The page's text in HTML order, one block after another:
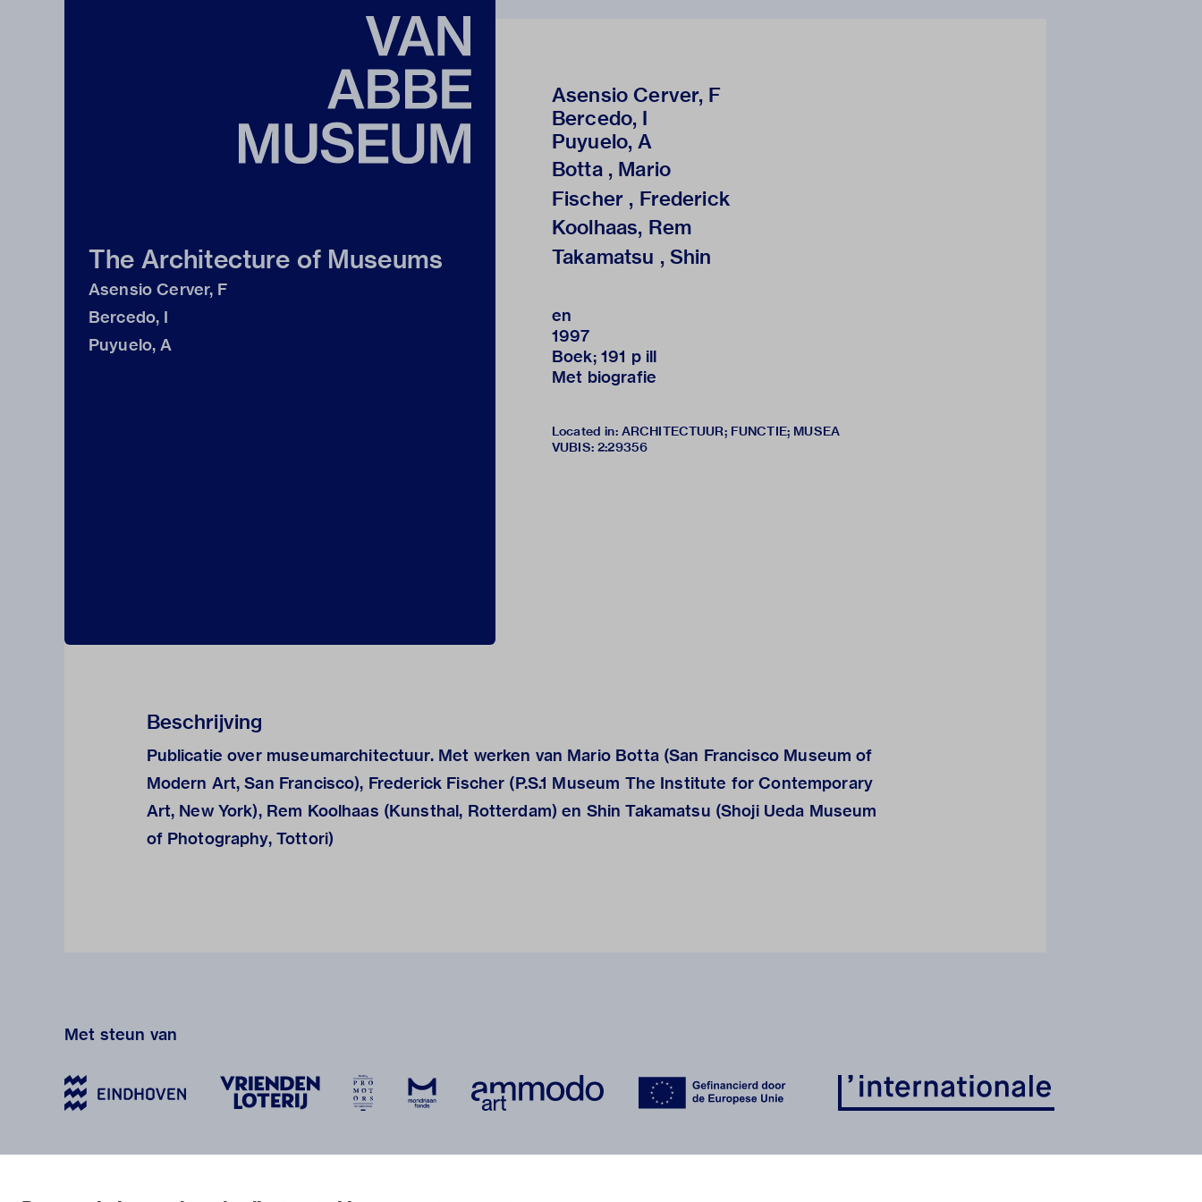
The Architecture of Museums
Asensio Cerver, F
Bercedo, I
Puyuelo, A
Asensio Cerver, F
Bercedo, I
Puyuelo, A
Botta , Mario
Fischer , Frederick
Koolhaas, Rem
Takamatsu , Shin
en
1997
Boek; 191 p ill
Met biografie
Located in: ARCHITECTUUR; FUNCTIE; MUSEA
VUBIS: 2:29356
Beschrijving
Publicatie over museumarchitectuur. Met werken van Mario Botta (San Francisco Museum of
Modern Art, San Francisco), Frederick Fischer (P.S.1 Museum The Institute for Contemporary
Art, New York), Rem Koolhaas (Kunsthal, Rotterdam) en Shin Takamatsu (Shoji Ueda Museum
of Photography, Tottori)
Met steun van